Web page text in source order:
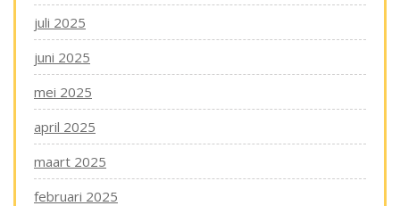
juli 2025
juni 2025
mei 2025
april 2025
maart 2025
februari 2025